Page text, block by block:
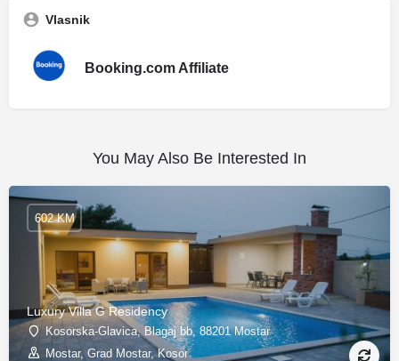
Vlasnik
Booking.com Affiliate
You May Also Be Interested In
Luxury Villa G Residency
Kosorska-Glavica, Blagaj bb, 88201 Mostar
Mostar, Grad Mostar, Kosor
602 KM